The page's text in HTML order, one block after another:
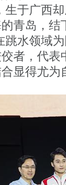
生于广西
青岛，结
跳水领域
者，代
显得尤为